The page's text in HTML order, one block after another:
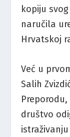
kopiju
naručila
Hrvatskoj
Već u
Salih
društvo